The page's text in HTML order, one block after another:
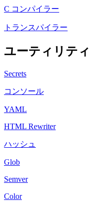
C コンパイラー
トランスパイラー
ユーティリティ
Secrets
コンソール
YAML
HTML Rewriter
ハッシュ
Glob
Semver
Color